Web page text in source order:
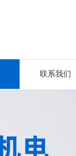
联系我们